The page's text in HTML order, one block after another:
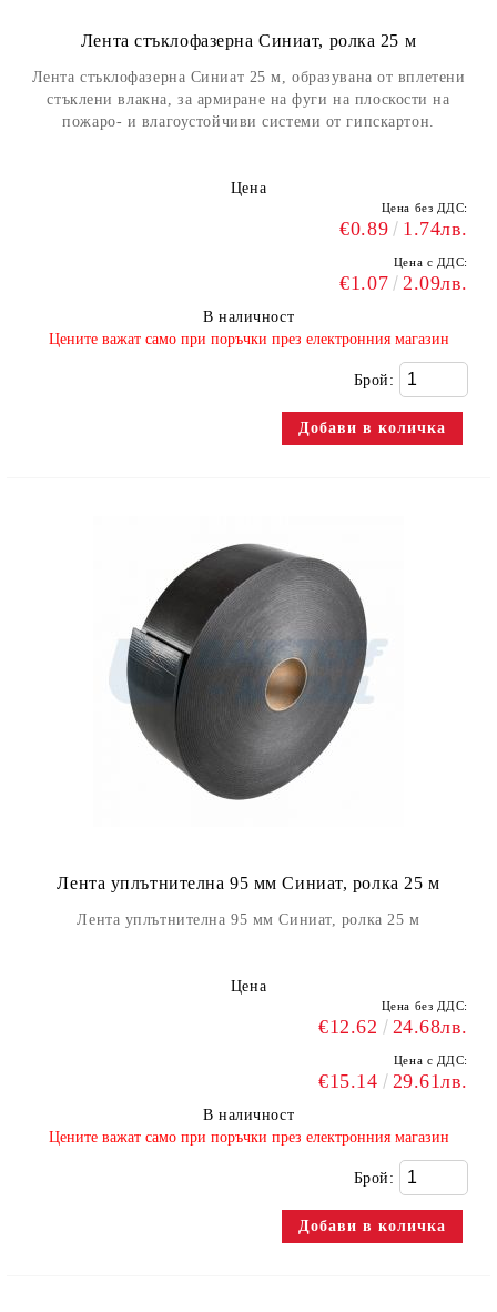
Лента стъклофазерна Синиат, ролка 25 м
Лента стъклофазерна Синиат 25 м, образувана от вплетени
стъклени влакна, за армиране на фуги на плоскости на
пожаро- и влагоустойчиви системи от гипскартон.
Цена
Цена без ДДС:
€0.89 1.74лв.
Цена с ДДС:
€1.07 2.09лв.
В наличност
​Цените важат само при поръчки през електронния магазин
Брой:
Лента уплътнителна 95 мм Синиат, ролка 25 м
Лента уплътнителна 95 мм Синиат, ролка 25 м
Цена
Цена без ДДС:
€12.62 24.68лв.
Цена с ДДС:
€15.14 29.61лв.
В наличност
​Цените важат само при поръчки през електронния магазин
Брой: